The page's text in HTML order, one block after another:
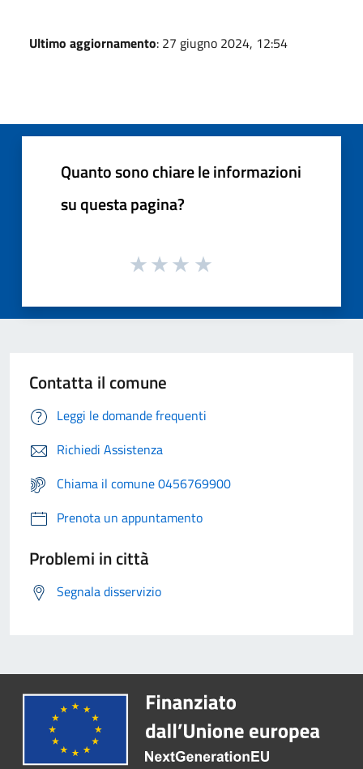
Ultimo aggiornamento: 27 giugno 2024, 12:54
Quanto sono chiare le informazioni
su questa pagina?
Contatta il comune
Leggi le domande frequenti
Richiedi Assistenza
Chiama il comune 0456769900
Prenota un appuntamento
Problemi in città
Segnala disservizio